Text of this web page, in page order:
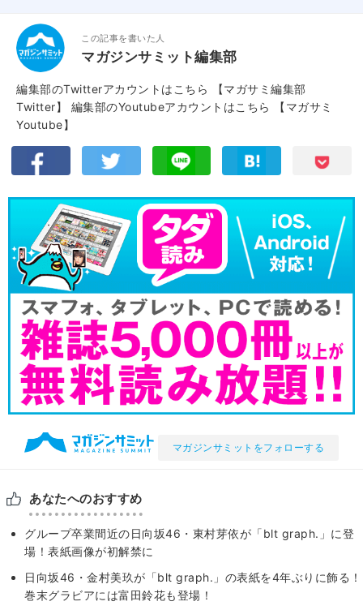
この記事を書いた人
マガジンサミット編集部
編集部のTwitterアカウントはこちら
【マガサミ編集部
Twitter】
編集部のYoutubeアカウントはこちら
【マガサミ
Youtube】
マガジンサミットをフォローする
あなたへのおすすめ
グループ卒業間近の日向坂46・東村芽依が「blt graph.」に登
場！表紙画像が初解禁に
日向坂46・金村美玖が「blt graph.」の表紙を4年ぶりに飾る！
巻末グラビアには富田鈴花も登場！